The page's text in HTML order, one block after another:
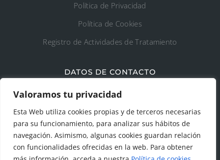
Valoramos tu privacidad
Esta Web utiliza cookies propias y de terceros necesarias
para su funcionamiento, para analizar sus hábitos de
navegación. Asimismo, algunas cookies guardan relación
con funcionalidades ofrecidas en la web. Para obtener
Política de Privacidad
Política de Cookies
Registro de Actividades de Tratamiento
DATOS DE CONTACTO
Ayto. de Talamanca de Jarama
C/Fuente del Arca, 19 28160 Talamanca de
Jarama (Madrid)